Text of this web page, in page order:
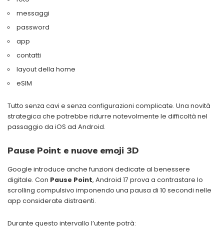
messaggi
password
app
contatti
layout della home
eSIM
Tutto senza cavi e senza configurazioni complicate. Una novità
strategica che potrebbe ridurre notevolmente le difficoltà nel
passaggio da iOS ad Android.
Pause Point e nuove emoji 3D
Google introduce anche funzioni dedicate al benessere
digitale. Con Pause Point, Android 17 prova a contrastare lo
scrolling compulsivo imponendo una pausa di 10 secondi nelle
app considerate distraenti.
Durante questo intervallo l’utente potrà: